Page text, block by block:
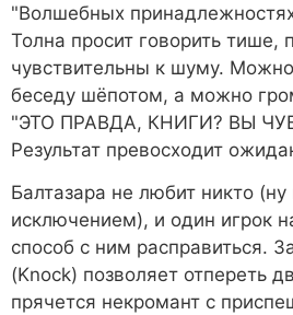
"Волшебных
Толна просит говорить тише,
чувствительны к шуму.
беседу шёпотом, а можно
"ЭТО ПРАВДА, КНИГИ? ВЫ
Результат превосходит
Балтазара не любит никто
исключением), и один игрок
способ с ним расправиться.
(Knock) позволяет отпереть
прячется некромант с